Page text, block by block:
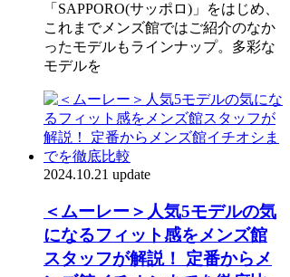
「SAPPORO(サッポロ)」をはじめ、
これまでメンズ館ではご紹介のなか
ったモデルもラインナップ。多彩な
モデルを
2024.10.21 update
＜ムーレー＞人気5モデルの気
になるフィット感をメンズ館
スタッフが解説！ 定番からメ